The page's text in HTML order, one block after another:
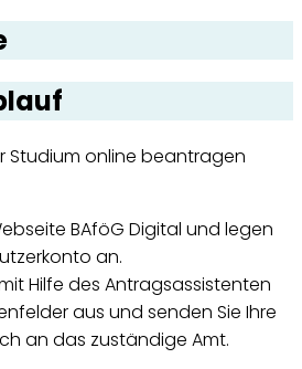
Studium online beantragen
BAföG Digital und legen
an.
Hilfe des Antragsassistenten
aus und senden Sie Ihre
an das zuständige Amt.